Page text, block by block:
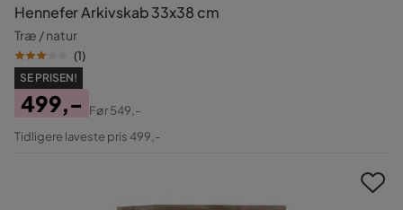
Hennefer Arkivskab 33x38 cm
Træ / natur
(1)
SE PRISEN!
Pris
499,-
Original
Før549,-
Tidligere laveste pris 499,-